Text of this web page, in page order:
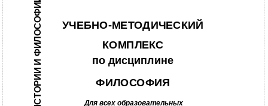
УЧЕБНО-МЕТОДИЧЕСКИЙ
КОМПЛЕКС
по дисциплине
ФИЛОСОФИЯ
Для всех образовательных